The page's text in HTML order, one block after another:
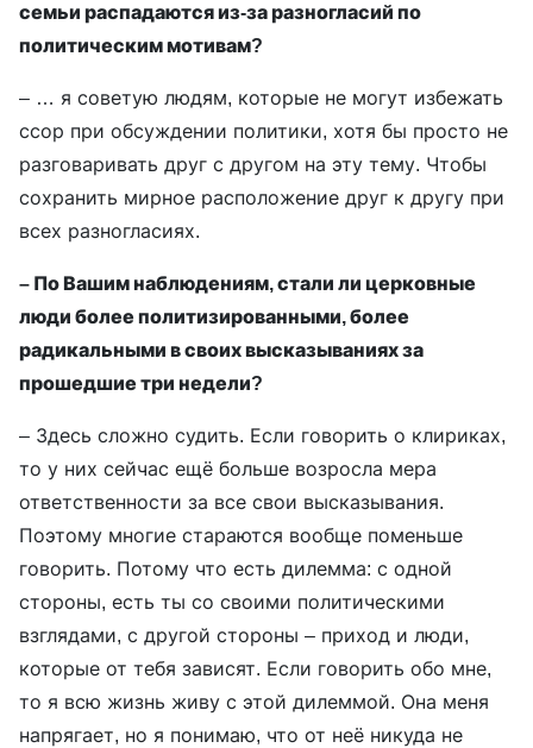
семьи распадаются из-за разногласий по
политическим мотивам?
– … я советую людям, которые не могут избежать
ссор при обсуждении политики, хотя бы просто не
разговаривать друг с другом на эту тему. Чтобы
сохранить мирное расположение друг к другу при
всех разногласиях.
– По Вашим наблюдениям, стали ли церковные
люди более политизированными, более
радикальными в своих высказываниях за
прошедшие три недели?
– Здесь сложно судить. Если говорить о клириках,
то у них сейчас ещё больше возросла мера
ответственности за все свои высказывания.
Поэтому многие стараются вообще поменьше
говорить. Потому что есть дилемма: с одной
стороны, есть ты со своими политическими
взглядами, с другой стороны – приход и люди,
которые от тебя зависят. Если говорить обо мне,
то я всю жизнь живу с этой дилеммой. Она меня
напрягает, но я понимаю, что от неё никуда не